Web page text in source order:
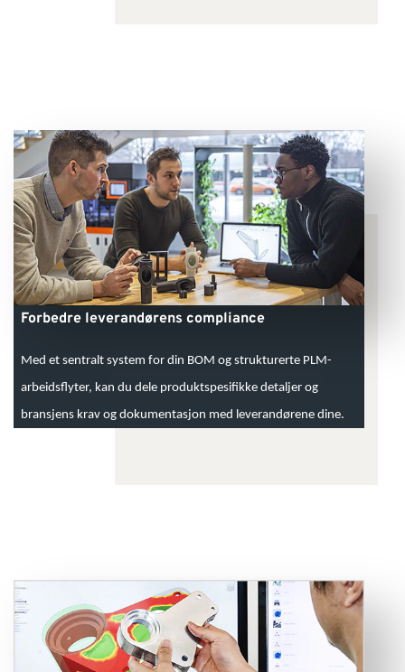
Forbedre leverandørens compliance
Med et sentralt system for din BOM og strukturerte PLM-
arbeidsflyter, kan du dele produktspesifikke detaljer og
bransjens krav og dokumentasjon med leverandørene dine.